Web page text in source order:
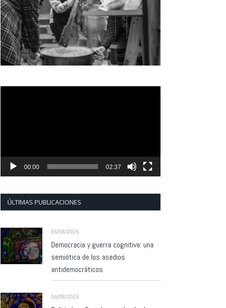
00:00 02:37
ÚLTIMAS PUBLICACIONES
06/08/2026
Democracia y guerra cognitiva: una
semiótica de los asedios
antidemocráticos
06/08/2026